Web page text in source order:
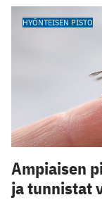
HYÖNTEISEN PISTO
Ampiaisen
ja tunnistat